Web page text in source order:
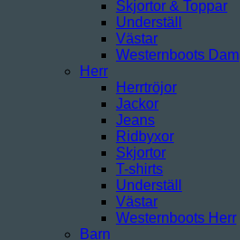
Skjortor & Toppar
Underställ
Västar
Westernboots Dam
Herr
Herrtröjor
Jackor
Jeans
Ridbyxor
Skjortor
T-shirts
Underställ
Västar
Westernboots Herr
Barn